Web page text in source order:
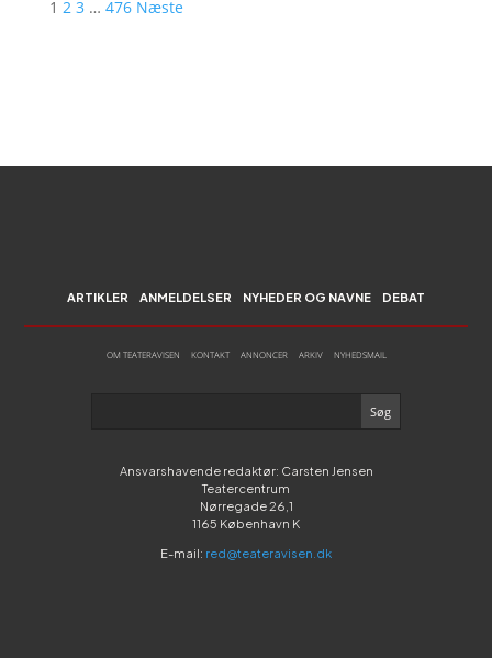
1 2 3 … 476 Næste
ARTIKLER ANMELDELSER NYHEDER OG NAVNE DEBAT
OM TEATERAVISEN KONTAKT ANNONCER ARKIV NYHEDSMAIL
Ansvarshavende redaktør: Carsten Jensen
Teatercentrum
Nørregade 26,1
1165 København K
E-mail: red@teateravisen.dk